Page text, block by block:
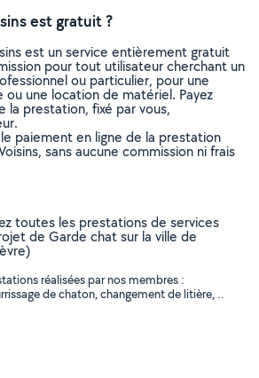
est gratuit ?
est un service entièrement gratuit
pour tout utilisateur cherchant un
ou particulier, pour une
une location de matériel. Payez
la prestation, fixé par vous,
paiement en ligne de la prestation
sans aucune commission ni frais
toutes les prestations de services
de Garde chat sur la ville de
réalisées par nos membres :
de chaton, changement de litière, ..